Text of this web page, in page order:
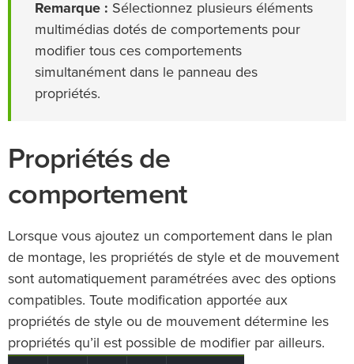
Remarque : Sélectionnez plusieurs éléments
multimédias dotés de comportements pour
modifier tous ces comportements
simultanément dans le panneau des
propriétés.
Propriétés de
comportement
Lorsque vous ajoutez un comportement dans le plan
de montage, les propriétés de style et de mouvement
sont automatiquement paramétrées avec des options
compatibles. Toute modification apportée aux
propriétés de style ou de mouvement détermine les
propriétés qu’il est possible de modifier par ailleurs.